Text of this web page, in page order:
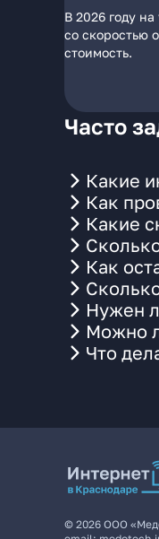
В 2026 году
со скоростью
стоимость.
Часто
Какие
Как
Какие
Как
Нужен
Можно
Что
© 2026 ООО